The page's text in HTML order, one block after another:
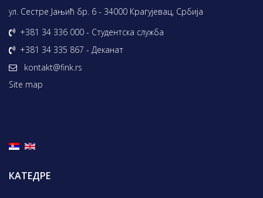
ул. Сестре Јањић бр. 6 - 34000 Крагујевац, Србија
+381 34 336 000 - Студентска служба
+381 34 335 867 - Деканат
kontakt@fink.rs
Site map
КАТЕДРЕ